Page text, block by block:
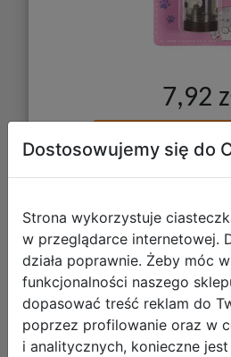
7,92
Dostosowujemy się do
Strona wykorzystuje
w przeglądarce internetowej.
działa poprawnie. Żeby móc
funkcjonalności naszego
dopasować treść reklam do
poprzez profilowanie oraz w
i analitycznych, konieczne